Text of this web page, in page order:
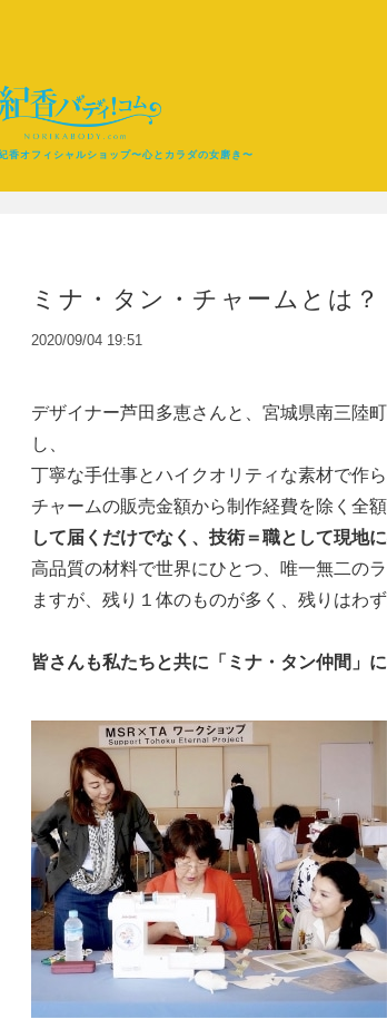
香オフィシャルショップ〜心とカラダの女磨き〜
ミナ・タン・チャームとは？
2020/09/04 19:51
デザイナー芦田多恵さんと、 宮城県南三陸
し、
丁寧な手仕事とハイクオリティな素材で作
チャームの販売金額から制作経費を除く全
して届くだけでなく、技術＝職として現地
高品質の材料で世界にひとつ、唯一無二の
ますが、残り１体のものが多く、残りはわ
皆さんも私たちと共に「ミナ・タン仲間」